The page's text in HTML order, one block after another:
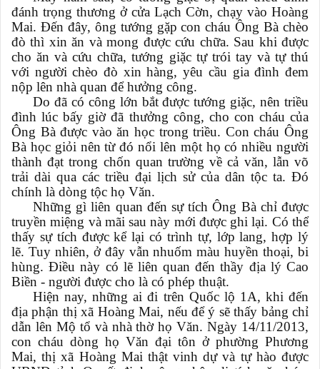
đánh trọng thương ở cửa Lạch Cờn, chạy vào Hoàng
Mai. Đến đây, ông tướng gặp con cháu Ông Bà chèo
đò thì xin ăn và mong được cứu chữa. Sau khi được
cho ăn và cứu chữa, tướng giặc tự trói tay và tự thú
với người chèo đò xin hàng, yêu cầu gia đình đem
nộp lên nhà quan để hưởng công.
Do đã có công lớn bắt được tướng giặc, nên triều
đình lúc bấy giờ đã thưởng công, cho con cháu của
Ông Bà được vào ăn học trong triều. Con cháu Ông
Bà học giỏi nên từ đó nổi lên một họ có nhiều người
thành đạt trong chốn quan trường về cả văn, lẫn võ
trải dài qua các triều đại lịch sử của dân tộc ta. Đó
chính là dòng tộc họ Văn.
Những gì liên quan đến sự tích Ông Bà chỉ được
truyền miệng và mãi sau này mới được ghi lại. Có thể
thấy sự tích được kể lại có trình tự, lớp lang, hợp lý
lẽ. Tuy nhiên, ở đây vẫn nhuốm màu huyền thoại, bi
hùng. Điều này có lẽ liên quan đến thầy địa lý Cao
Biền - người được cho là có phép thuật.
Hiện nay, những ai đi trên Quốc lộ 1A, khi đến
địa phận thị xã Hoàng Mai, nếu để ý sẽ thấy bảng chỉ
dẫn lên Mộ tổ và nhà thờ họ Văn. Ngày 14/11/2013,
con cháu dòng họ Văn đại tôn ở phường Phương
Mai, thị xã Hoàng Mai thật vinh dự và tự hào được